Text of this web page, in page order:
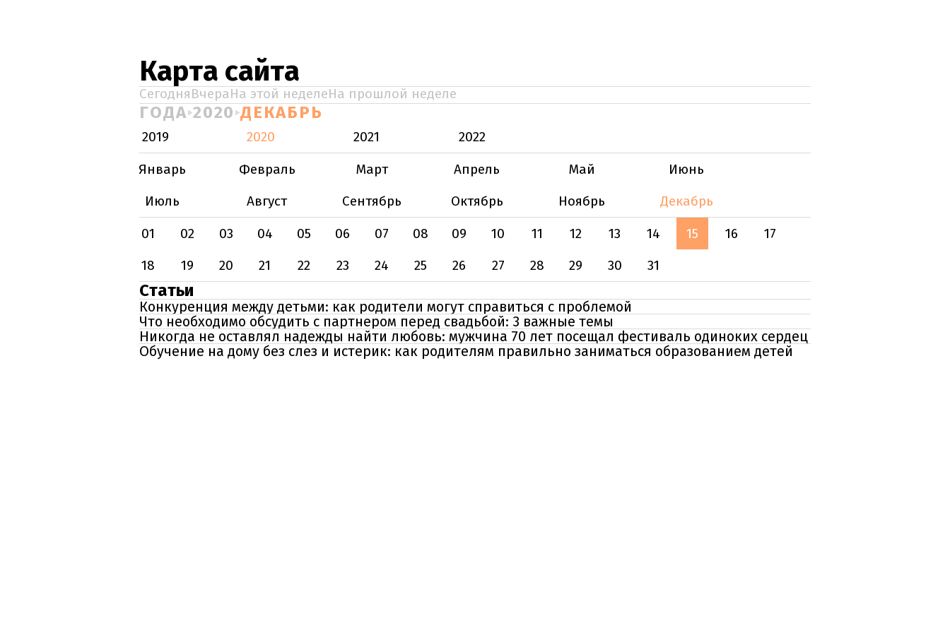
Карта сайта
СегодняВчераНа этой неделеНа прошлой неделе
ГОДА 2020 ДЕКАБРЬ
2019 2020 2021
2022
Январь
Февраль Март Апрель Май
Июнь
Июль
Август Сентябрь Октябрь Ноябрь
Декабрь
01
02 03 04 05 06 07 08 09 10 11 12 13 14 15 16
17
18
19 20 21 22 23 24 25 26 27 28 29 30 31
Статьи
Конкуренция между детьми: как родители могут справиться с проблемой
Что необходимо обсудить с партнером перед свадьбой: 3 важные темы
Никогда не оставлял надежды найти любовь: мужчина 70 лет посещал фестиваль одиноких сердец
Обучение на дому без слез и истерик: как родителям правильно заниматься образованием детей